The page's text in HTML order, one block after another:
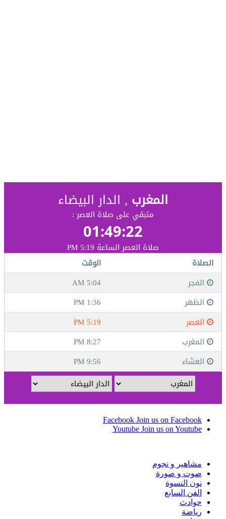
Facebook Join us on Facebook
Youtube Join us on Youtube
مشاهير و نجوم
صوت و صورة
نون النسوة
الفن السابع
حوادث
رياضة